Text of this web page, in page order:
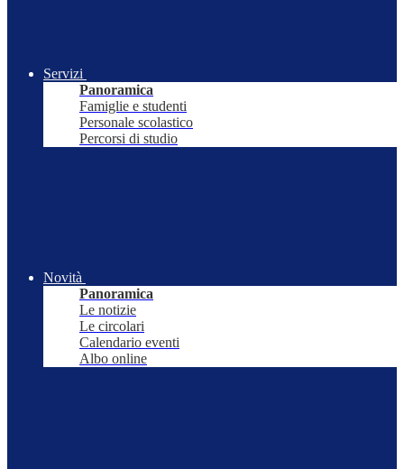
Servizi
Panoramica
Famiglie e studenti
Personale scolastico
Percorsi di studio
Novità
Panoramica
Le notizie
Le circolari
Calendario eventi
Albo online